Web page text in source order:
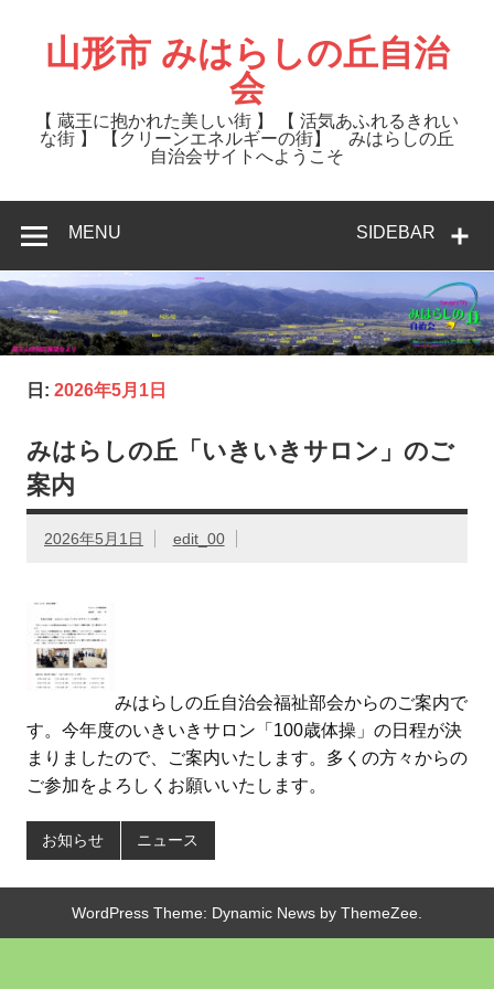
content山形市 みはらしの丘自治
会
【 蔵王に抱かれた美しい街 】 【 活気あふれるきれい
な街 】 【クリーンエネルギーの街】 みはらしの丘
自治会サイトへようこそ
SIDEBAR
MENU
日: 2026年5月1日
みはらしの丘「いきいきサロン」のご
案内
2026年5月1日 edit_00
みはらしの丘自治会福祉部会からのご案内で
す。今年度のいきいきサロン「100歳体操」の日程が決
まりましたので、ご案内いたします。多くの方々からの
ご参加をよろしくお願いいたします。
お知らせ ニュース
WordPress Theme: Dynamic News by ThemeZee.